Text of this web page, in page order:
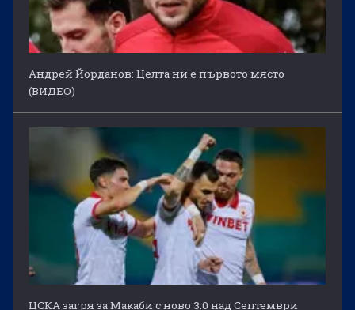
Андрей Йорданов: Целта ни е първото място
(ВИДЕО)
ЦСКА загря за Макаби с ново 3:0 над Септември